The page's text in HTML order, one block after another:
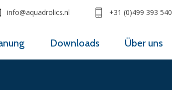
Downloads Über uns
info@aquadrolics.nl +31 (0)499 393 540